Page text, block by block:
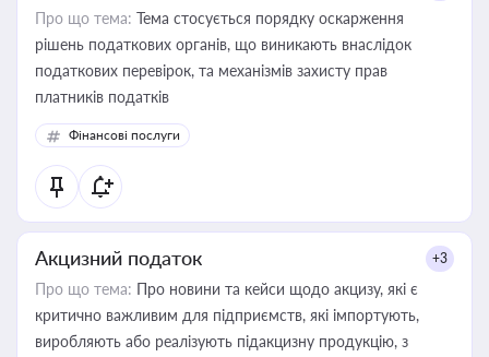
Про що тема: Тема стосується порядку оскарження
рішень податкових органів, що виникають внаслідок
податкових перевірок, та механізмів захисту прав
платників податків
Фінансові послуги
Акцизний податок +3
Про що тема: Про новини та кейси щодо акцизу, які є
критично важливим для підприємств, які імпортують,
виробляють або реалізують підакцизну продукцію, з